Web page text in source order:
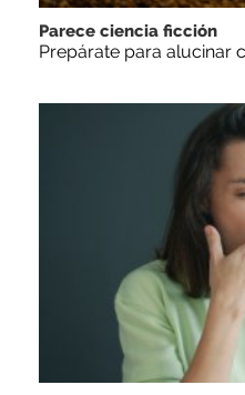
Parece ciencia ficción
Prepárate para alucinar